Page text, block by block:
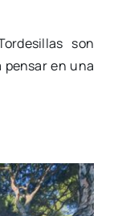
son
en una